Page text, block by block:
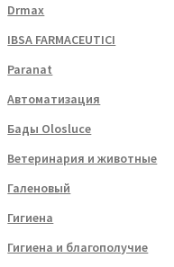
Drmax
IBSA FARMACEUTICI
Paranat
Автоматизация
Бады Olosluce
Ветеринария и животные
Галеновый
Гигиена
Гигиена и благополучие